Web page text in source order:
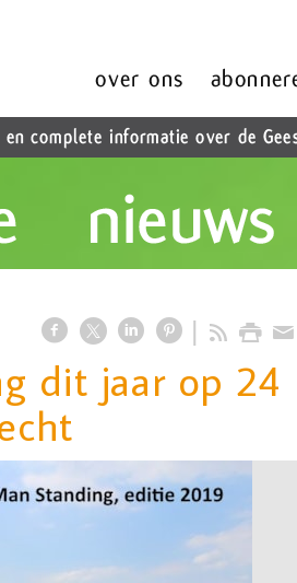
dit jaar op 24